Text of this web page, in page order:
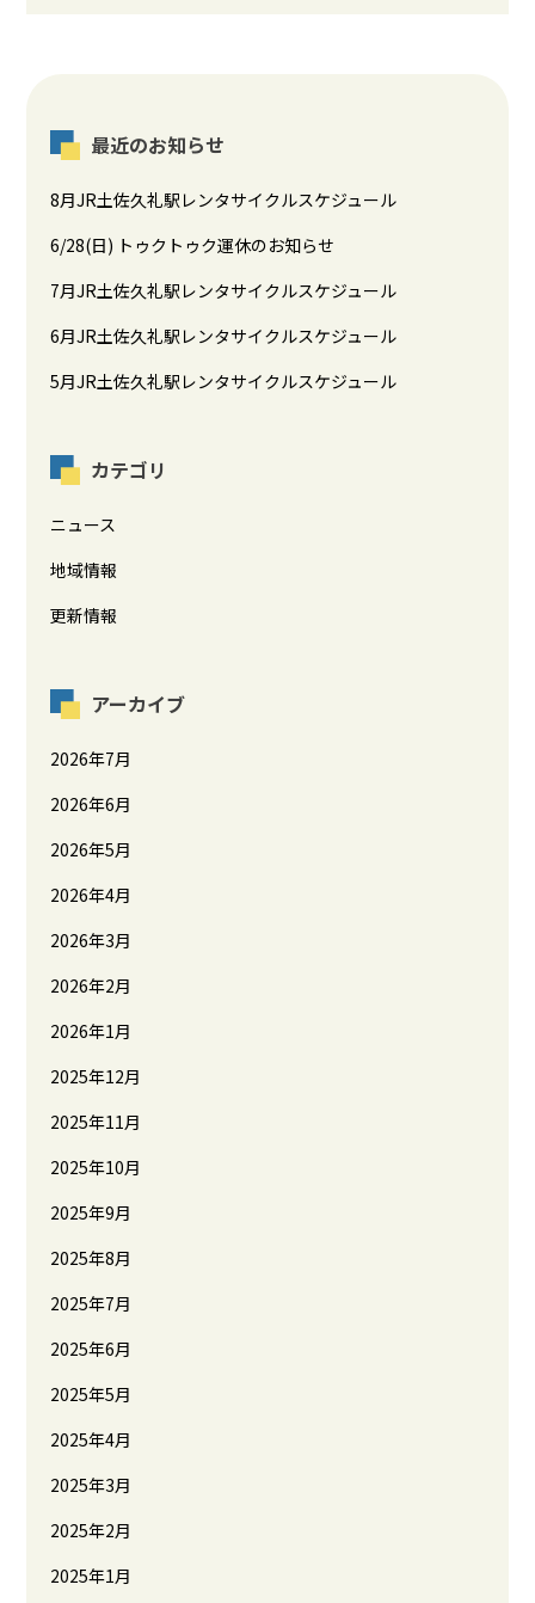
最近のお知らせ
8月JR土佐久礼駅レンタサイクルスケジュール
6/28(日) トゥクトゥク運休のお知らせ
7月JR土佐久礼駅レンタサイクルスケジュール
6月JR土佐久礼駅レンタサイクルスケジュール
5月JR土佐久礼駅レンタサイクルスケジュール
カテゴリ
ニュース
地域情報
更新情報
アーカイブ
2026年7月
2026年6月
2026年5月
2026年4月
2026年3月
2026年2月
2026年1月
2025年12月
2025年11月
2025年10月
2025年9月
2025年8月
2025年7月
2025年6月
2025年5月
2025年4月
2025年3月
2025年2月
2025年1月